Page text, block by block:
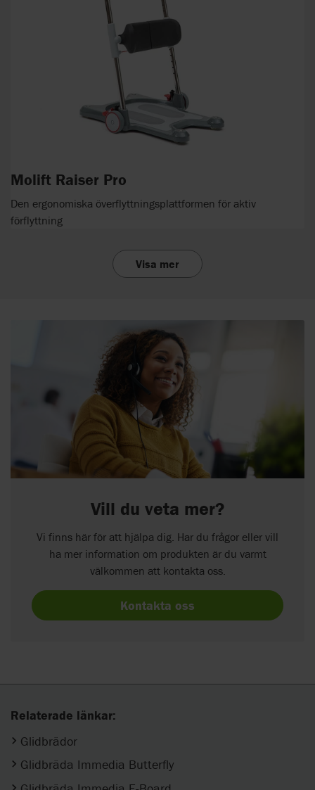
Molift Raiser Pro
Den ergonomiska överflyttningsplattformen för aktiv
förflyttning
Visa mer
Vill du veta mer?
Vi finns här för att hjälpa dig. Har du frågor eller vill
ha mer information om produkten är du varmt
välkommen att kontakta oss.
Kontakta oss
Relaterade länkar:
Glidbrädor
Glidbräda Immedia Butterfly